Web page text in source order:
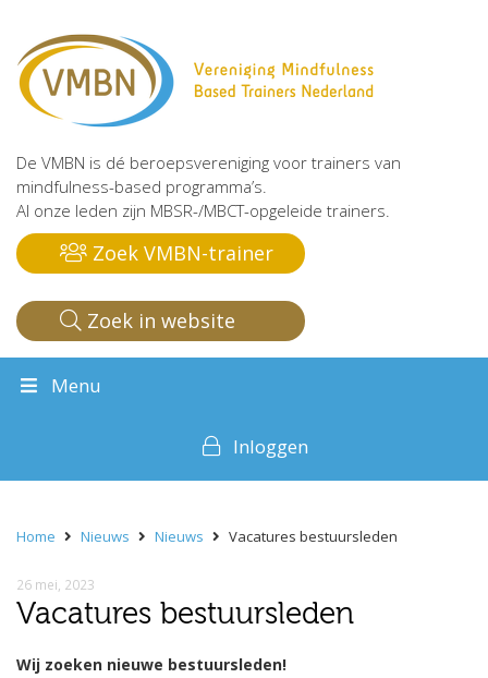
De VMBN is dé beroepsvereniging voor trainers van
mindfulness-based programma’s.
Al onze leden zijn MBSR-/MBCT-opgeleide trainers.
Zoek VMBN-trainer
Zoek in website
Menu
Inloggen
Home Nieuws Nieuws Vacatures bestuursleden
26 mei, 2023
Vacatures bestuursleden
Wij zoeken nieuwe bestuursleden!